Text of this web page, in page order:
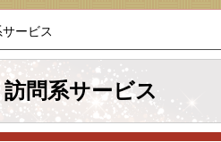
ービス
問系サービス